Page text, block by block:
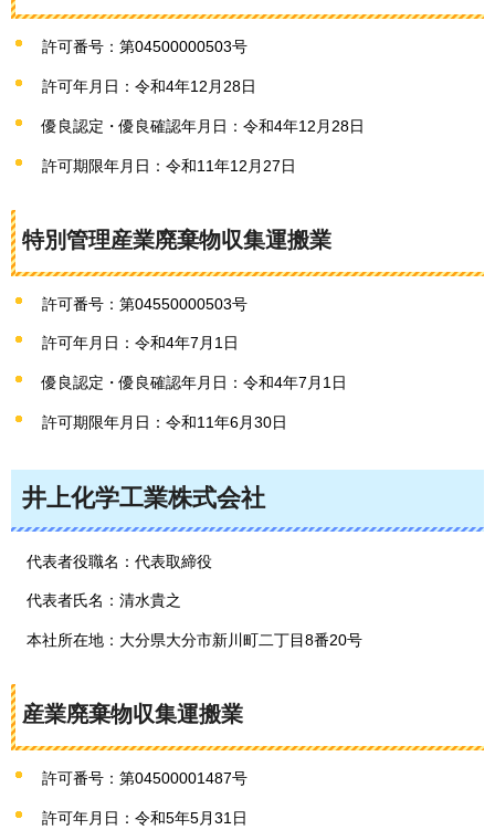
許可番号：第04500000503号
許可年月日：令和4年12月28日
優良認定・優良確認年月日：令和4年12月28日
許可期限年月日：令和11年12月27日
特別管理産業廃棄物収集運搬業
許可番号：第04550000503号
許可年月日：令和4年7月1日
優良認定・優良確認年月日：令和4年7月1日
許可期限年月日：令和11年6月30日
井上化学工業株式会社
代表者役職名：代表取締役
代表者氏名：清水貴之
本社所在地：大分県大分市新川町二丁目8番20号
産業廃棄物収集運搬業
許可番号：第04500001487号
許可年月日：令和5年5月31日